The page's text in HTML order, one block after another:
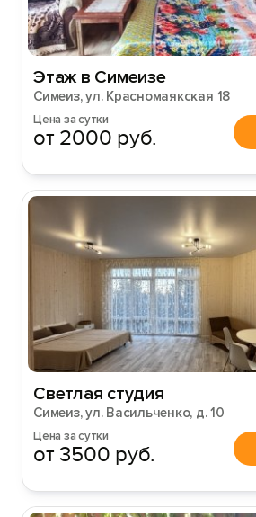
Этаж в Симеизе
Симеиз, ул. Красномаякская 18
Цена за сутки
от 2000 руб.
Светлая студия
Симеиз, ул. Васильченко, д. 10
Цена за сутки
от 3500 руб.
Вход на сайт